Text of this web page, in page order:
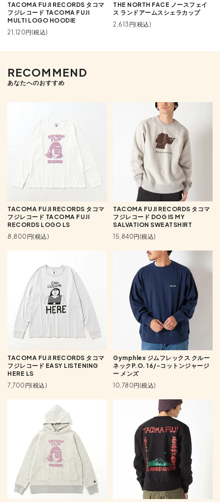
TACOMA FUJI RECORDS タコマ
フジレコード TACOMA FUJI
MULTI LOGO HOODIE
21,120円(税込)
THE NORTH FACE ノースフェイ
ス ランドアームスシェラカップ
2,613円(税込)
RECOMMEND
あなたへのおすすめ
TACOMA FUJI RECORDS タコマ
フジレコード TACOMA FUJI
RECORDS LOGO LS
8,800円(税込)
TACOMA FUJI RECORDS タコマ
フジレコード DOG IS MY
SALVATION SWEATSHIRT
15,840円(税込)
TACOMA FUJI RECORDS タコマ
フジレコード EASY LISTENING
HERE LS
7,700円(税込)
Gymphlex ジムフレックス クルー
ネックP.O. 16/-コットンジャージ
ー メンズ
10,780円(税込)